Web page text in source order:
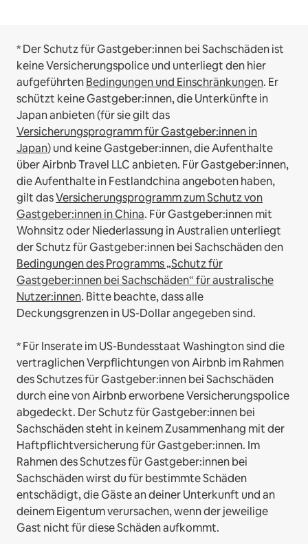
* Der Schutz für Gastgeber:innen bei Sachschäden ist
keine Versicherungspolice und unterliegt den hier
aufgeführtenBedingungen und Einschränkungen. Er
schützt keine Gastgeber:innen, die Unterkünfte in
Japan anbieten (für sie gilt das
Versicherungsprogramm für Gastgeber:innen in
Japan) und keine Gastgeber:innen, die Aufenthalte
über Airbnb Travel LLC anbieten. Für Gastgeber:innen,
die Aufenthalte in Festlandchina angeboten haben,
gilt dasVersicherungsprogramm zum Schutz von
Gastgeber:innen in China. Für Gastgeber:innen mit
Wohnsitz oder Niederlassung in Australien unterliegt
der Schutz für Gastgeber:innen bei Sachschäden den
Bedingungen des Programms „Schutz für
Gastgeber:innen bei Sachschäden“ für australische
Nutzer:innen. Bitte beachte, dass alle
Deckungsgrenzen in US-Dollar angegeben sind.
* Für Inserate im US-Bundesstaat Washington sind die
vertraglichen Verpflichtungen von Airbnb im Rahmen
des Schutzes für Gastgeber:innen bei Sachschäden
durch eine von Airbnb erworbene Versicherungspolice
abgedeckt. Der Schutz für Gastgeber:innen bei
Sachschäden steht in keinem Zusammenhang mit der
Haftpflichtversicherung für Gastgeber:innen. Im
Rahmen des Schutzes für Gastgeber:innen bei
Sachschäden wirst du für bestimmte Schäden
entschädigt, die Gäste an deiner Unterkunft und an
deinem Eigentum verursachen, wenn der jeweilige
Gast nicht für diese Schäden aufkommt.